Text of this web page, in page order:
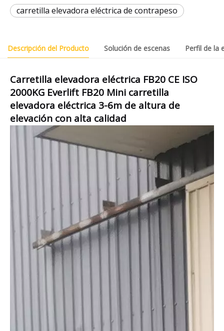
carretilla elevadora eléctrica de contrapeso
Descripción del Producto Solución de escenas Perfil de la
Carretilla elevadora eléctrica FB20 CE ISO
2000KG Everlift FB20 Mini carretilla
elevadora eléctrica 3-6m de altura de
elevación con alta calidad